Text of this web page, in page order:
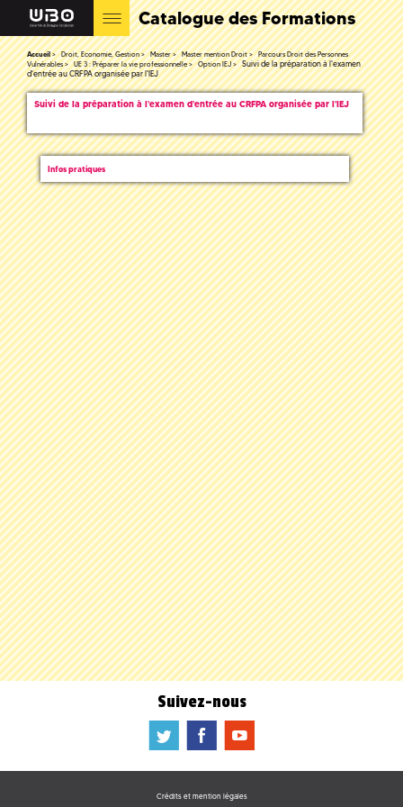
Catalogue des Formations
Accueil Droit, Economie, Gestion Master Master mention Droit
Parcours Droit des Personnes
Vulnérables
UE 3 : Préparer la vie professionnelle Option IEJ
Suivi de la préparation à l'examen
d'entrée au CRFPA organisée par l'IEJ
Suivi de la préparation à l'examen d'entrée au CRFPA organisée par l'IEJ
Infos pratiques
Suivez-nous
a b f
Crédits et mention légales